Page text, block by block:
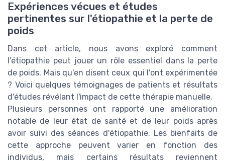
Expériences vécues et études
pertinentes sur l'étiopathie et la perte de
poids
Dans cet article, nous avons exploré comment
l'étiopathie peut jouer un rôle essentiel dans la perte
de poids. Mais qu'en disent ceux qui l'ont expérimentée
? Voici quelques témoignages de patients et résultats
d'études révélant l'impact de cette thérapie manuelle.
Plusieurs personnes ont rapporté une amélioration
notable de leur état de santé et de leur poids après
avoir suivi des séances d'étiopathie. Les bienfaits de
cette approche peuvent varier en fonction des
individus, mais certains résultats reviennent